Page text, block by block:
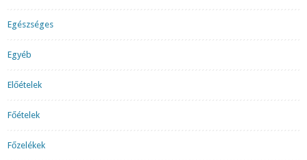
Egészséges
Egyéb
Előételek
Főételek
Főzelékek